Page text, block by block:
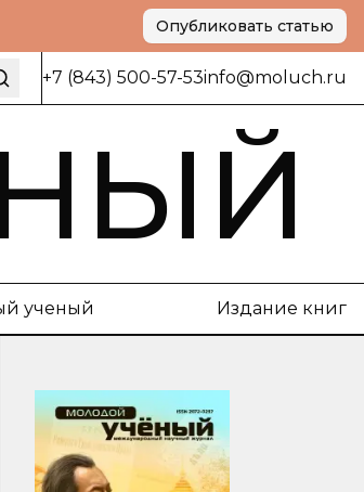
Опубликовать статью
+7 (843) 500-57-53info@moluch.ru
ученый Издание книг